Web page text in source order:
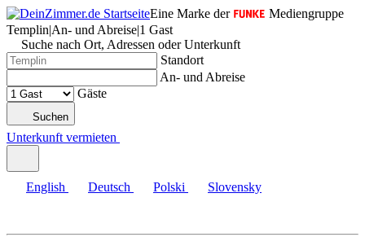
Eine Marke der
Mediengruppe
Templin|An- und Abreise|1 Gast
Suche nach Ort, Adressen oder Unterkunft
Standort
An- und Abreise
Gäste
Suchen
Unterkunft vermieten
English Deutsch Polski Slovensky